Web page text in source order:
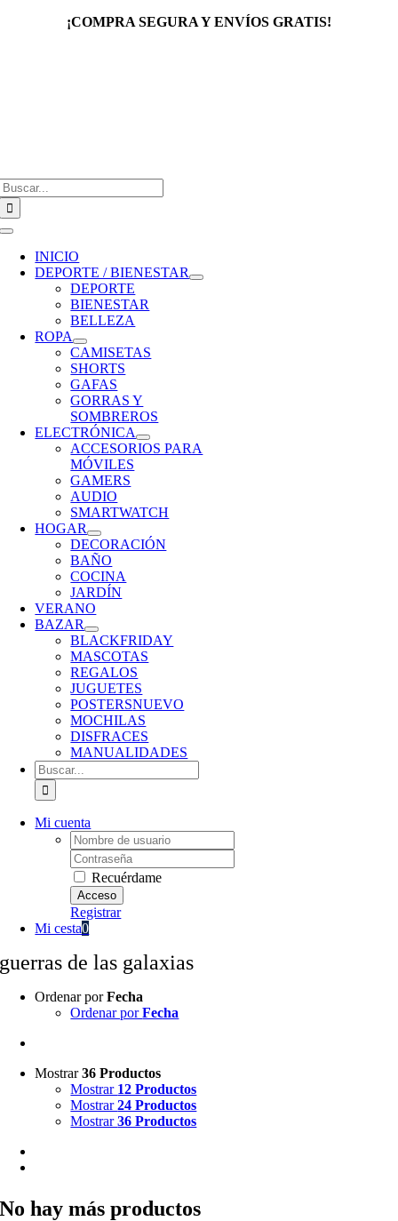
¡COMPRA SEGURA Y ENVÍOS GRATIS!
Toggle
Navigation
INICIO
DEPORTE / BIENESTAR
DEPORTE
BIENESTAR
BELLEZA
ROPA
CAMISETAS
SHORTS
GAFAS
GORRAS Y
SOMBREROS
ELECTRÓNICA
ACCESORIOS PARA
MÓVILES
GAMERS
AUDIO
SMARTWATCH
HOGAR
DECORACIÓN
BAÑO
COCINA
JARDÍN
VERANO
BAZAR
BLACKFRIDAY
MASCOTAS
REGALOS
JUGUETES
POSTERSNUEVO
MOCHILAS
DISFRACES
MANUALIDADES
Buscar:
Mi cuenta
Username:
Password:
Recuérdame
Registrar
Mi cesta0
guerras de las galaxias
Ordenar porFecha
Ordenar porFecha
Mostrar36 Productos
Mostrar 12 Productos
Mostrar24 Productos
Mostrar36 Productos
No hay más productos